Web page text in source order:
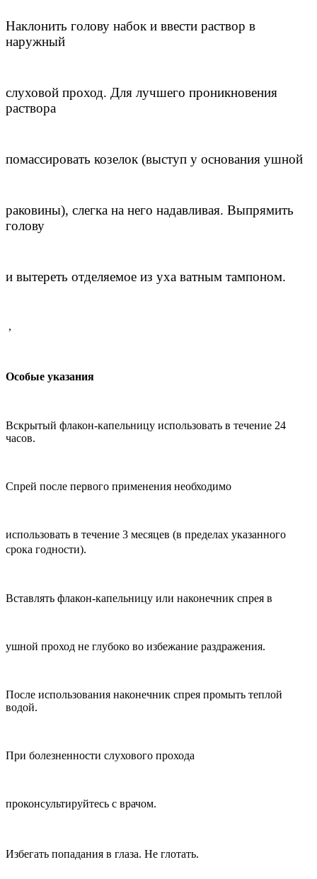
Наклонить голову набок и ввести раствор в
наружный
слуховой проход. Для лучшего проникновения
раствора
помассировать козелок (выступ у основания ушной
раковины), слегка на него надавливая. Выпрямить
голову
и вытереть отделяемое из уха ватным тампоном.
,
Особые указания
Вскрытый флакон-капельницу использовать в течение 24
часов.
Спрей после первого применения необходимо
использовать в течение 3 месяцев (в пределах указанного
срока годности).
Вставлять флакон-капельницу или наконечник спрея в
ушной проход не глубоко во избежание раздражения.
После использования наконечник спрея промыть теплой
водой.
При болезненности слухового прохода
проконсультируйтесь с врачом.
Избегать попадания в глаза. Не глотать.